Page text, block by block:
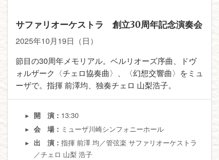
サファリオーケストラ 創立30周年記念演奏会
2025年10月19日（日）
節目の30周年メモリアル。ベルリオーズ序曲、ドヴ
ォルザーク〈チェロ協奏曲〉、〈幻想交響曲〉をミュ
ーザで。指揮 前澤均、独奏チェロ 山梨浩子。
開 演： 13:30
会 場： ミューザ川崎シンフォニーホール
出 演：指揮 前澤 均／管弦楽 サファリオーケストラ
／チェロ 山梨 浩子